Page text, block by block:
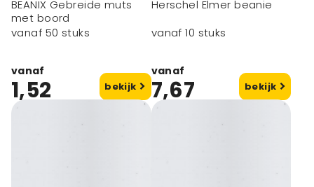
BEANIX Gebreide muts
met boord
vanaf 50 stuks
vanaf
1,52 bekijk
Herschel Elmer beanie
vanaf 10 stuks
vanaf
7,67 bekijk